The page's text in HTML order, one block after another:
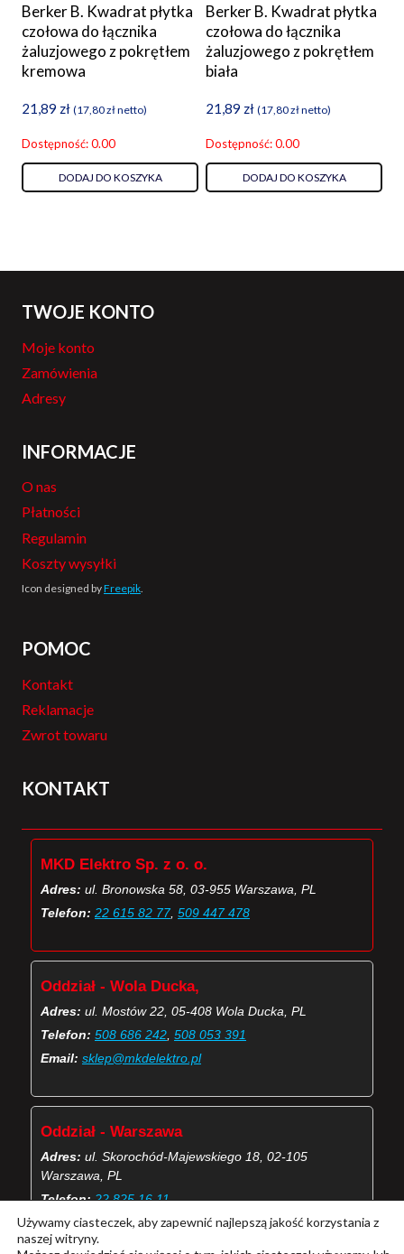
Berker B. Kwadrat płytka
czołowa do łącznika
żaluzjowego z pokrętłem
kremowa
21,89 zł (17,80złnetto)
Dostępność: 0.00
DODAJ DO KOSZYKA
Berker B. Kwadrat płytka
czołowa do łącznika
żaluzjowego z pokrętłem
biała
21,89 zł (17,80złnetto)
Dostępność: 0.00
DODAJ DO KOSZYKA
TWOJE KONTO
Moje konto
Zamówienia
Adresy
INFORMACJE
O nas
Płatności
Regulamin
Koszty wysyłki
Icon designed byFreepik.
POMOC
Kontakt
Reklamacje
Zwrot towaru
KONTAKT
MKD Elektro Sp. z o. o.
Adres: ul. Bronowska 58, 03-955 Warszawa, PL
Telefon: 22 615 82 77, 509 447 478
Oddział - Wola Ducka,
Adres: ul. Mostów 22, 05-408 Wola Ducka, PL
Telefon: 508 686 242 508 053 391
Email: sklep@mkdelektro.pl
Oddział - Warszawa
Adres: ul. Skorochód-Majewskiego 18, 02-105
Warszawa, PL
Telefon: 22 825 16 11
Email: skorochod@mkdelektro.pl
Używamy ciasteczek, aby zapewnić najlepszą jakość korzystania z
naszej witryny.